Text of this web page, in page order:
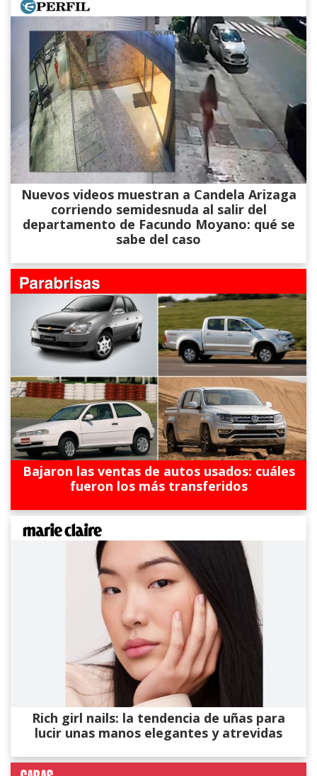
Nuevos videos muestran a Candela Arizaga
corriendo semidesnuda al salir del
departamento de Facundo Moyano: qué se
sabe del caso
Bajaron las ventas de autos usados: cuáles
fueron los más transferidos
Rich girl nails: la tendencia de uñas para
lucir unas manos elegantes y atrevidas